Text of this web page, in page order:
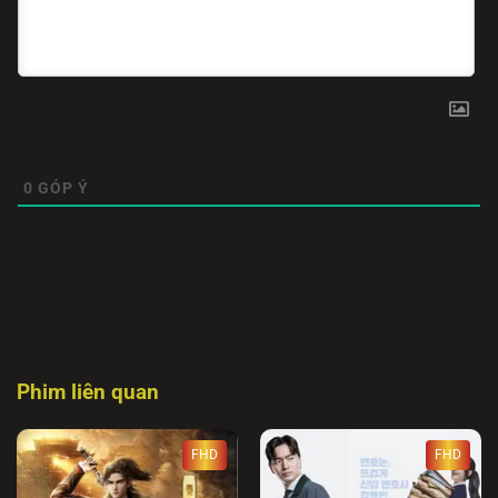
0 GÓP Ý
Phim liên quan
FHD FHD